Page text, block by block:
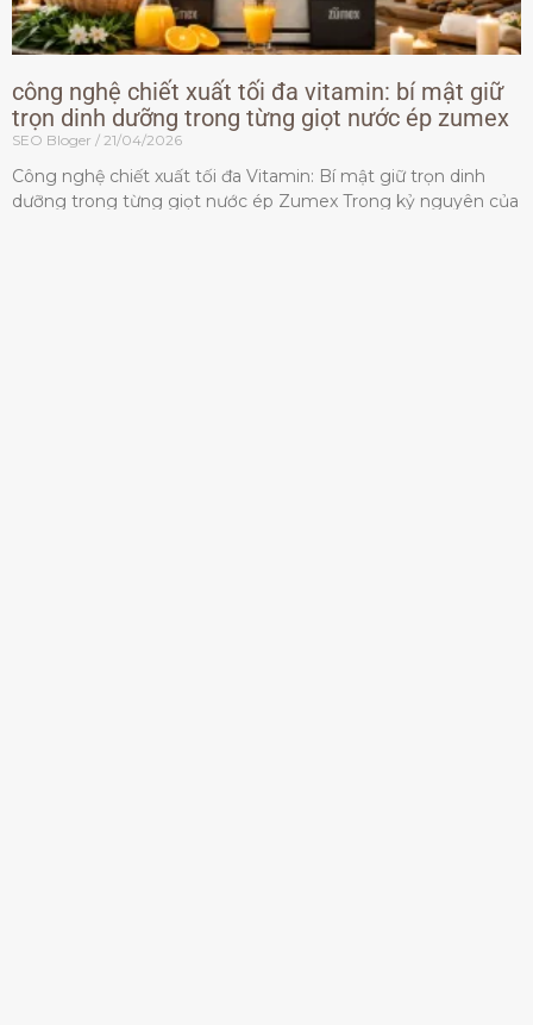
công nghệ chiết xuất tối đa vitamin: bí mật giữ
trọn dinh dưỡng trong từng giọt nước ép zumex
SEO Bloger 21/04/2026
Công nghệ chiết xuất tối đa Vitamin: Bí mật giữ trọn dinh
dưỡng trong từng giọt nước ép Zumex Trong kỷ nguyên của